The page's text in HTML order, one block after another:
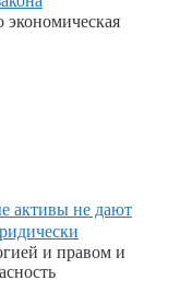
экономическая
активы не дают
и правом и